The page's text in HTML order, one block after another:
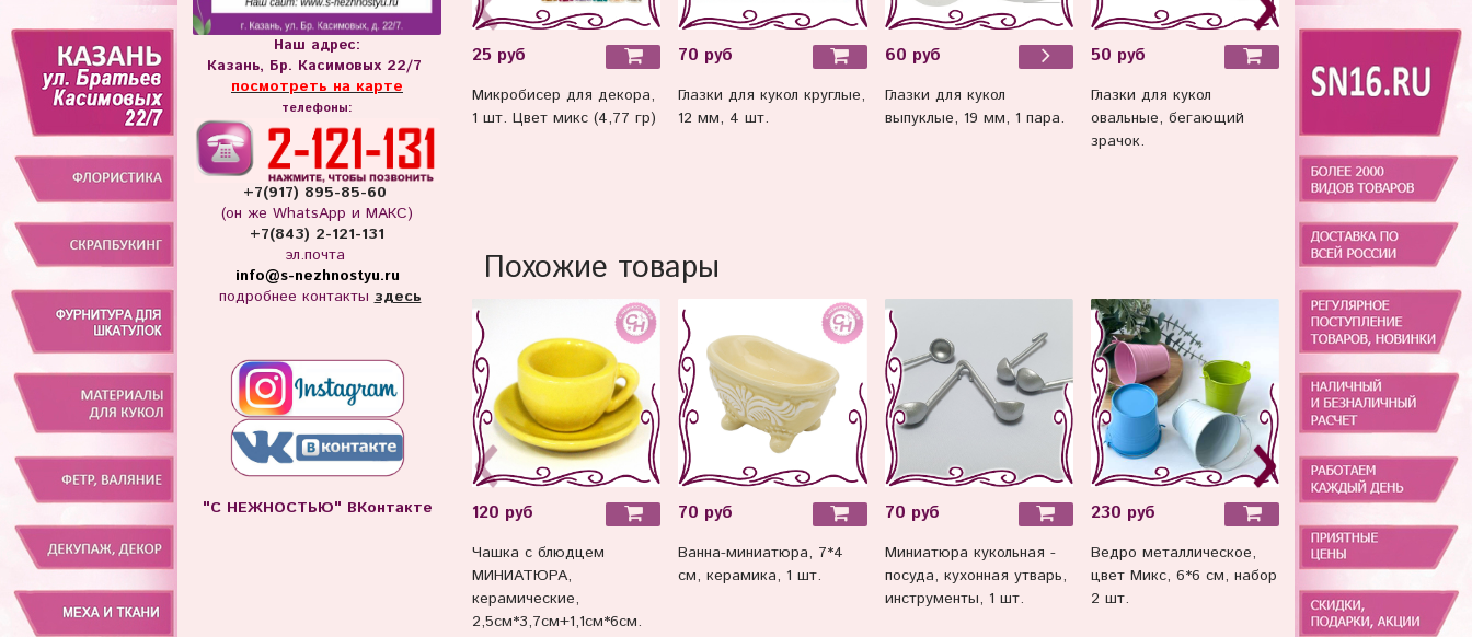
25 руб
Микробисер для декора,
1 шт. Цвет микс (4,77 гр)
70 руб
Глазки для кукол круглые,
12 мм, 4 шт.
60 руб
Глазки для кукол
выпуклые, 19 мм, 1 пара.
50 руб
Глазки для кукол
овальные, бегающий
зрачок.
Очки со стеклом,
пластиковые,
кукольная
8 см, цвет прозрачный
хамелеон, набор 2 шт.
Похожие товары
120 руб
Чашка с блюдцем
МИНИАТЮРА,
керамические,
2,5см*3,7см+1,1см*6см.
70 руб
Ванна-миниатюра, 7*4
см, керамика, 1 шт.
70 руб
Миниатюра кукольная -
посуда, кухонная утварь,
инструменты, 1 шт.
230 руб
Ведро металлическое,
цвет Микс, 6*6 см, набор
2 шт.
Кисти для
декорирования кукол,
см, 5 шт.
Наш адрес:
Казань, Бр. Касимовых 22/7
посмотреть на карте
телефоны:
+7(917) 895-85-60
(он же WhatsApp и МАКС)
+7(843) 2-121-131
эл.почта
info@s-nezhnostyu.ru
подробнее контакты здесь
"С НЕЖНОСТЬЮ" ВКонтакте